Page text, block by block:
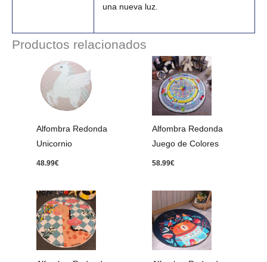
una nueva luz.
Productos relacionados
Alfombra Redonda
Unicornio
48.99€
Alfombra Redonda
Juego de Colores
58.99€
Rango
de
precios:
desde
33.99€
hasta
78.99€